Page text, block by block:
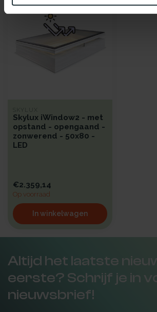
SKYLUX
Skylux iWindow2 - met
opstand - opengaand -
zonwerend - 50x80 -
LED
€2.359,14
Op voorraad
In winkelwagen
Altijd het laatste
eerste? Schrijf je in
nieuwsbrief!